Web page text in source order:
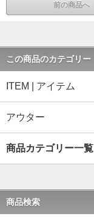
前の商品へ
この商品のカテゴリー
ITEM | アイテム
アウター
商品カテゴリー一覧
商品検索